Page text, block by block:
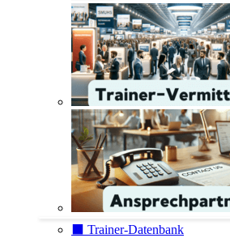
⬛️ Trainer-Datenbank